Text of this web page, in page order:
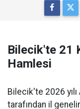
Bilecik'te 21
Hamlesi
Bilecik'te 2026
tarafından il